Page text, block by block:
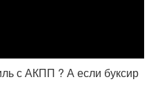
с АКПП ? А если буксир